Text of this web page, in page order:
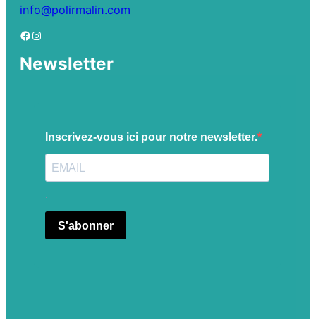
info@polirmalin.com
Newsletter